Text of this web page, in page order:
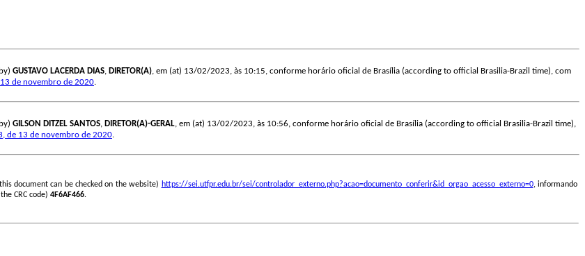
GUSTAVO LACERDA DIAS, DIRETOR(A), em (at) 13/02/2023, às 10:15, conforme horário oficial de Brasília (according to official Brasilia-Brazil time), com
de novembro de 2020.
GILSON DITZEL SANTOS, DIRETOR(A)-GERAL, em (at) 13/02/2023, às 10:56, conforme horário oficial de Brasília (according to official Brasilia-Brazil time),
de 13 de novembro de 2020.
document can be checked on the website) https://sei.utfpr.edu.br/sei/controlador_externo.php?acao=documento_conferir&id_orgao_acesso_externo=0, informando
CRC code) 4F6AF466.